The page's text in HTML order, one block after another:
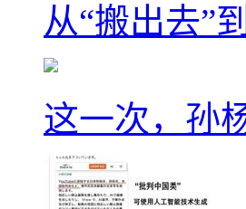
从“搬出去”
这一次，孙